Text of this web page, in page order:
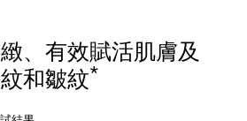
、有效賦活肌膚及
和皺紋*